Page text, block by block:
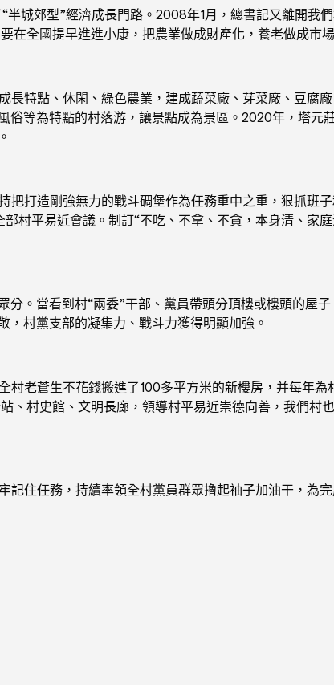
城郊型”經濟成長門路。2008年1月，總書記又離開我
在全國提早進進小康，把農業做成財產化，養老做成市場
特點、休閑、綠色農業，建成蔬菜廠、芽菜廠、豆腐
等為特點的村落游，讓景點成為景區。2020年，塔元
打造剛強無力的戰斗碉堡作為任務重中之重，狠抓班
村平易近會議。制訂“不吃、不拿、不貪，本身清、家
。當看到村“兩委”干部、黨員帶頭分頂樓或樓頭的屋
，村黨支部的凝集力、戰斗力獲得明顯加強。
老蒼生不花錢搬進了100多平方米的新樓房，并每年
村史館、文明長廊，領導村平易近崇德向善，我們村
住任務，持續率領全村黨員群眾擼起袖子加油干，為